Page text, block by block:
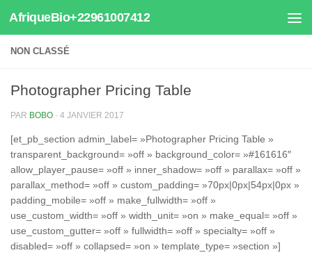
Au dessous du contenu
AfriqueBio+22961007412
NON CLASSÉ
Photographer Pricing Table
PAR BOBO · 4 JANVIER 2017
[et_pb_section admin_label= »Photographer Pricing Table »
transparent_background= »off » background_color= »#161616″
allow_player_pause= »off » inner_shadow= »off » parallax= »off »
parallax_method= »off » custom_padding= »70px|0px|54px|0px »
padding_mobile= »off » make_fullwidth= »off »
use_custom_width= »off » width_unit= »on » make_equal= »off »
use_custom_gutter= »off » fullwidth= »off » specialty= »off »
disabled= »off » collapsed= »on » template_type= »section »]